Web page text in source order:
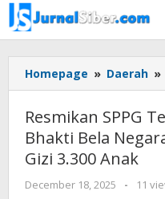
Skip
to
content
Homepage » Daerah »
Resmikan SPPG
Bhakti Bela
Gizi 3.300 Anak
December 18, 2025
by
- 11